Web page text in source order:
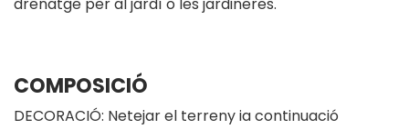
COMPOSICIÓ
DECORACIÓ: Netejar el terreny ia continuació